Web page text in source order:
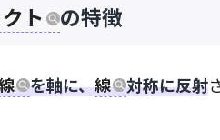
ト の特徴
を軸に、線 対称に反射